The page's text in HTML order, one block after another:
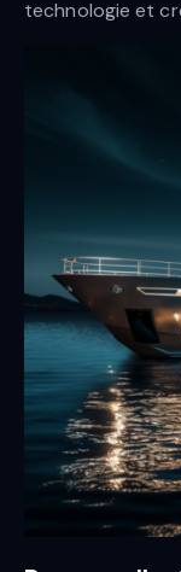
technologie et